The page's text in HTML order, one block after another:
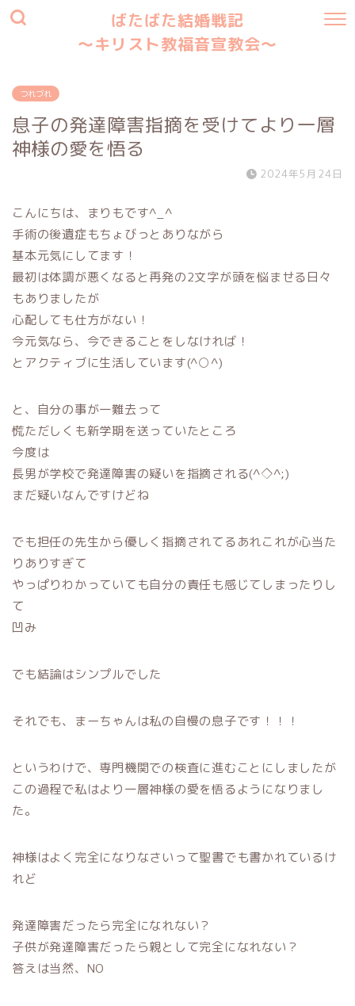
ばたばた結婚戦記
〜キリスト教福音宣教会〜
つれづれ
息子の発達障害指摘を受けてより一層
神様の愛を悟る
2024年5月24日
こんにちは、まりもです^_^
手術の後遺症もちょびっとありながら
基本元気にしてます！
最初は体調が悪くなると再発の2文字が頭を悩ませる日々
もありましたが
心配しても仕方がない！
今元気なら、今できることをしなければ！
とアクティブに生活しています(^○^)
と、自分の事が一難去って
慌ただしくも新学期を送っていたところ
今度は
長男が学校で発達障害の疑いを指摘される(^◇^;)
まだ疑いなんですけどね
でも担任の先生から優しく指摘されてるあれこれが心当た
りありすぎて
やっぱりわかっていても自分の責任も感じてしまったりし
て
凹み
でも結論はシンプルでした
それでも、まーちゃんは私の自慢の息子です！！！
というわけで、専門機関での検査に進むことにしましたが
この過程で私はより一層神様の愛を悟るようになりまし
た。
神様はよく完全になりなさいって聖書でも書かれているけ
れど
発達障害だったら完全になれない？
子供が発達障害だったら親として完全になれない？
答えは当然、NO